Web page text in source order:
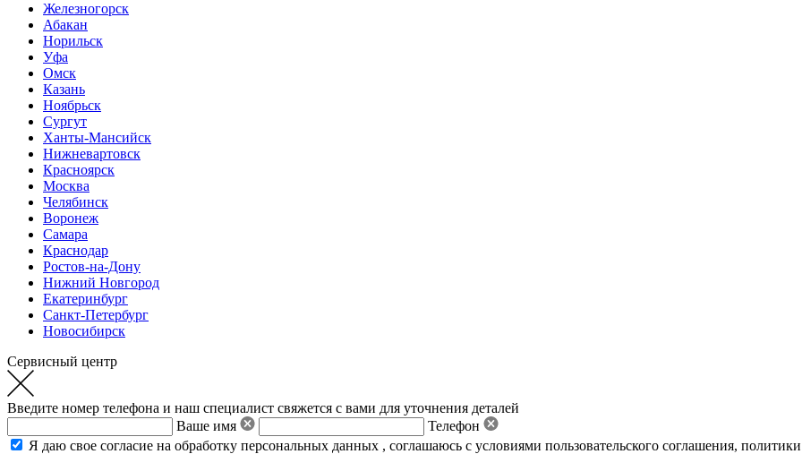
Железногорск
Абакан
Норильск
Уфа
Омск
Казань
Ноябрьск
Сургут
Ханты-Мансийск
Нижневартовск
Красноярск
Москва
Челябинск
Воронеж
Самара
Краснодар
Ростов-на-Дону
Нижний Новгород
Екатеринбург
Санкт-Петербург
Новосибирск
Сервисный центр
Введите номер телефона и наш специалист свяжется с вами для уточнения деталей
Ваше имя
Телефон
Я даю свое согласие на обработку персональных данных , соглашаюсь с условиями пользовательского соглашения,